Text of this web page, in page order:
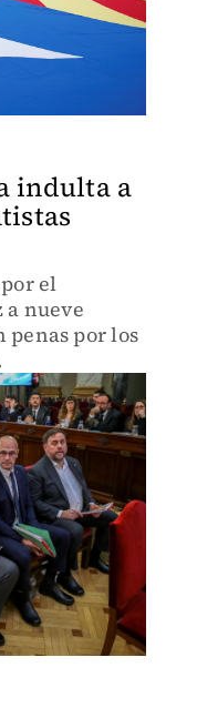
indulta a
el
a nueve
penas por los